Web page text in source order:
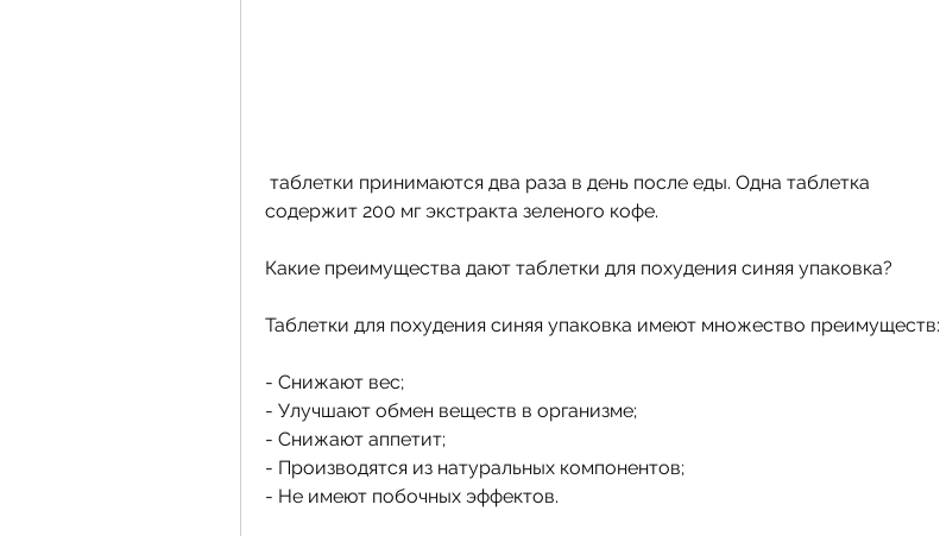
содержит 200 мг экстракта зеленого кофе.
Какие преимущества дают таблетки для похудения синяя упаковка?
Таблетки для похудения синяя упаковка имеют множество преимуществ:
- Снижают вес;
- Улучшают обмен веществ в организме;
- Снижают аппетит;
- Производятся из натуральных компонентов;
- Не имеют побочных эффектов.